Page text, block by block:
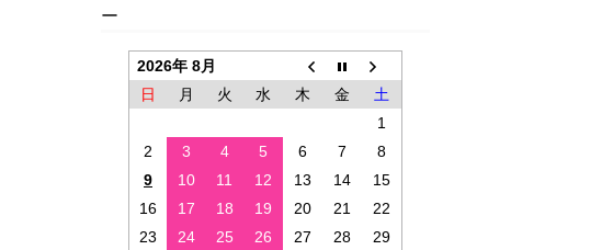
ー
2026年 8月
日
月 火 水 木 金
土
1
2
3 4 5 6 7
8
9
10 11 12 13 14
15
16
17 18 19 20 21
22
23
24 25 26 27 28
29